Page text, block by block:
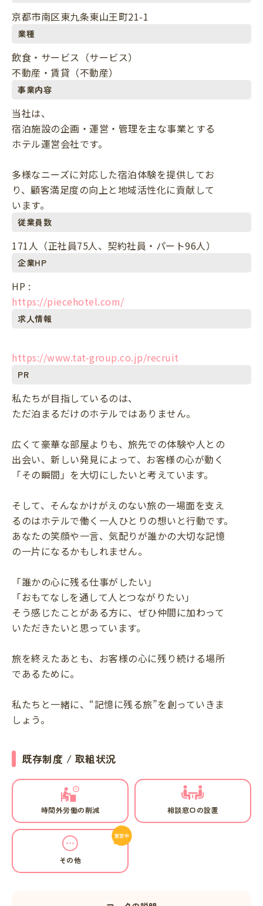
京都市南区東九条東山王町21-1
業種
飲食・サービス（サービス）
不動産・賃貸（不動産）
事業内容
当社は、
宿泊施設の企画・運営・管理を主な事業とする
ホテル運営会社です。
多様なニーズに対応した宿泊体験を提供してお
り、顧客満足度の向上と地域活性化に貢献して
います。
従業員数
171人（正社員75人、契約社員・パート96人）
企業HP
HP :
https://piecehotel.com/
求人情報
https://www.tat-group.co.jp/recruit
PR
私たちが目指しているのは、
ただ泊まるだけのホテルではありません。
広くて豪華な部屋よりも、旅先での体験や人との
出会い、新しい発見によって、お客様の心が動く
「その瞬間」を大切にしたいと考えています。
そして、そんなかけがえのない旅の一場面を支え
るのはホテルで働く一人ひとりの想いと行動です。
あなたの笑顔や一言、気配りが誰かの大切な記憶
の一片になるかもしれません。
「誰かの心に残る仕事がしたい」
「おもてなしを通して人とつながりたい」
そう感じたことがある方に、ぜひ仲間に加わって
いただきたいと思っています。
旅を終えたあとも、お客様の心に残り続ける場所
であるために。
私たちと一緒に、“記憶に残る旅”を創っていきま
しょう。
既存制度 / 取組状況
時間外労働の削減 相談窓口の設置
その他